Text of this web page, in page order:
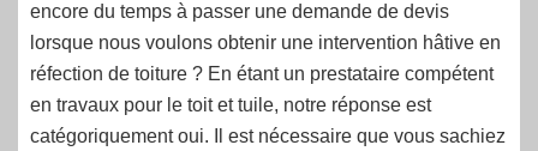
encore du temps à passer une demande de devis
lorsque nous voulons obtenir une intervention hâtive en
réfection de toiture ? En étant un prestataire compétent
en travaux pour le toit et tuile, notre réponse est
catégoriquement oui. Il est nécessaire que vous sachiez